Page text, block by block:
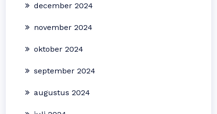
december 2024
november 2024
oktober 2024
september 2024
augustus 2024